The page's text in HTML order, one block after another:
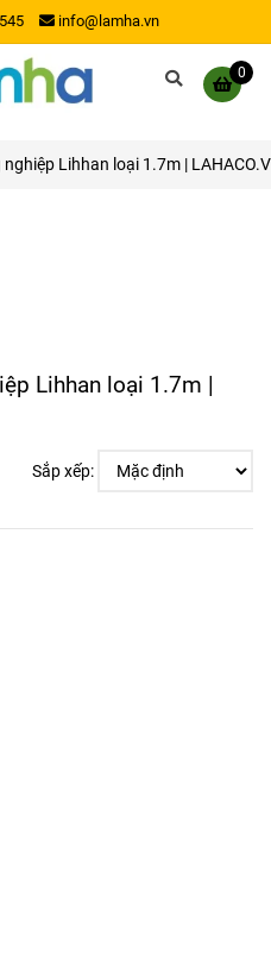
info@lamha.vn
0
nghiệp Lihhan loại 1.7m |
Lihhan loại 1.7m |
Sắp xếp: